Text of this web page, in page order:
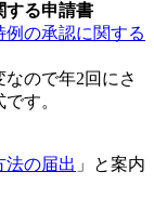
する申請書
例の承認に関する
ので年2回にさ
す。
法の届出 」と案内